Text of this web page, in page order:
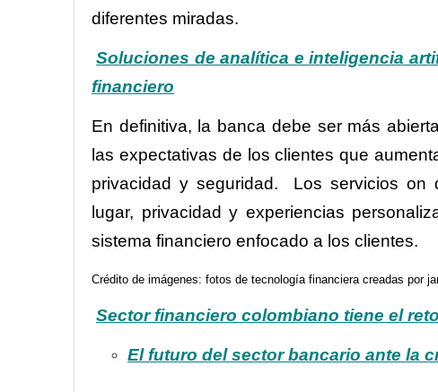
diferentes miradas.
Soluciones de analítica e inteligencia
financiero
En definitiva, la banca debe ser más
las expectativas de los clientes que
privacidad y seguridad. Los servicios on
lugar, privacidad y experiencias
sistema financiero enfocado a los clientes.
Crédito de imágenes: fotos de tecnología financiera creadas por
Sector financiero colombiano tiene el
El futuro del sector bancario ante la